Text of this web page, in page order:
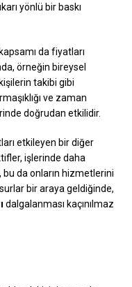
yönlü bir baskı
da fiyatları
örneğin bireysel
takibi gibi
ve zaman
doğrudan etkilidir.
etkileyen bir diğer
işlerinde daha
bu da onların hizmetlerini
bir araya geldiğinde,
dalgalanması kaçınılmaz